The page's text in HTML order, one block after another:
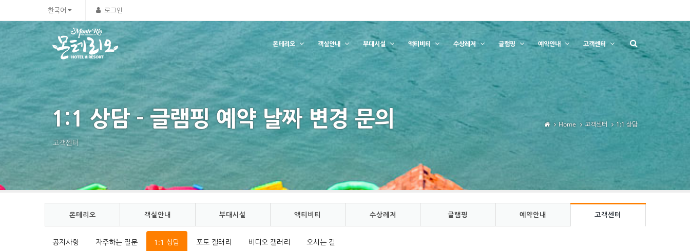
한국어 로그인
몬테리오 객실안내 부대시설 액티비티 수상레저 글램핑 예약안내 고객센터
1:1 상담 - 글램핑 예약 날짜 변경 문의
고객센터
Home 고객센터 1:1 상담
몬테리오 객실안내 부대시설 액티비티 수상레저 글램핑 예약안내 고객센터
공지사항 자주하는 질문 1:1 상담 포토 갤러리 비디오 갤러리 오시는 길